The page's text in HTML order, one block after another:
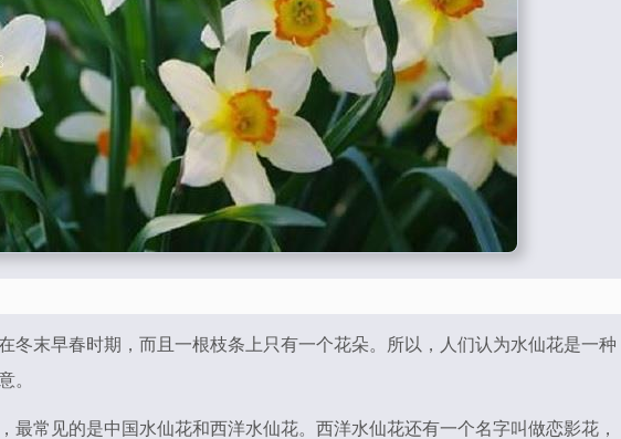
冬末早春时期，而且一根枝条上只有一个花朵。所以，人们认为水仙花是一种
。
最常见的是中国水仙花和西洋水仙花。西洋水仙花还有一个名字叫做恋影花，